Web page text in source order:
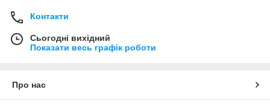
Контакти
Сьогодні вихідний
Показати весь графік роботи
Про нас